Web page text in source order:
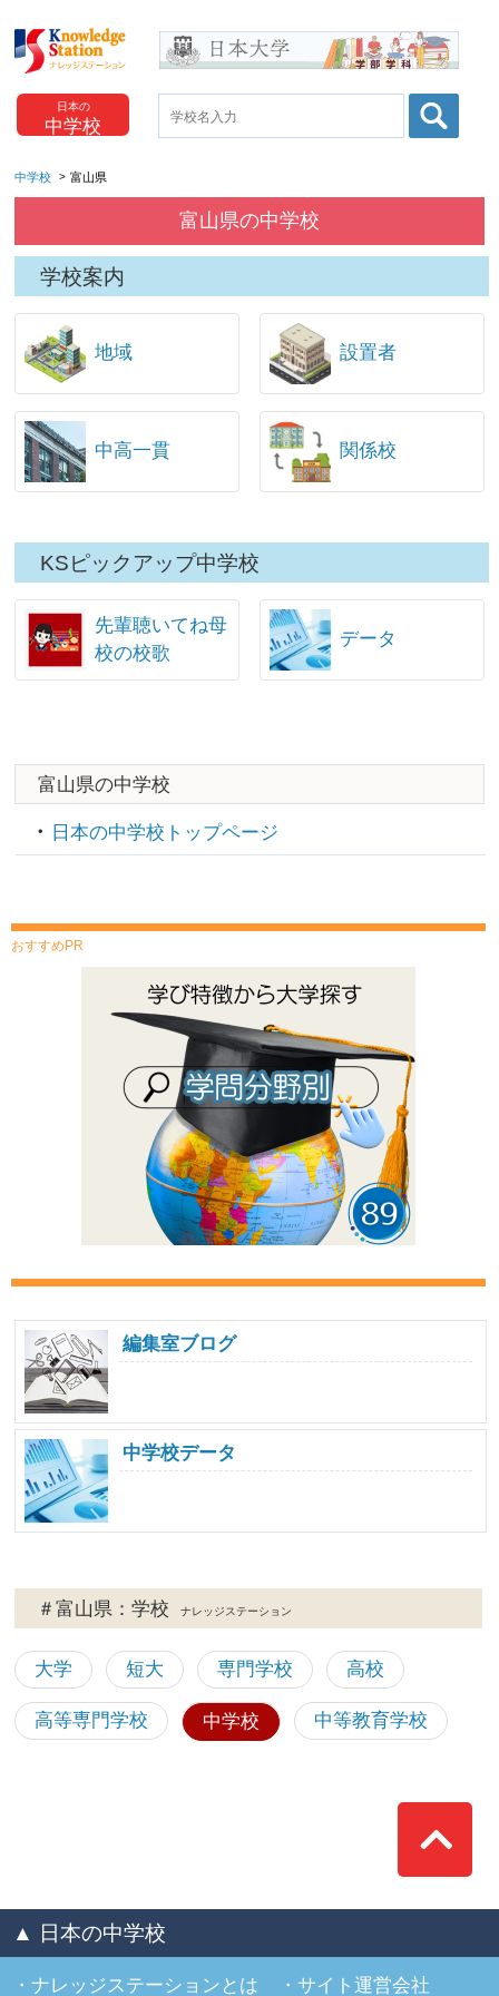
日本の
中学校
中学校 富山県
富山県の中学校
学校案内
地域 設置者
中高一貫 関係校
KSピックアップ中学校
先輩聴いてね母
校の校歌
データ
富山県の中学校
日本の中学校トップページ
おすすめPR
編集室ブログ
中学校データ
＃富山県：学校 ナレッジステーション
大学 短大 専門学校 高校
高等専門学校 中学校 中等教育学校
Top
▲ 日本の中学校
ナレッジステーションとは サイト運営会社